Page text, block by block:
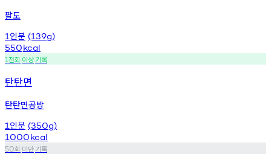
팔도
1 인분 (139g)
550kcal
1천회 이상기록
탄탄면
탄탄면공방
1 인분 (350g)
1000kcal
50회 미만기록